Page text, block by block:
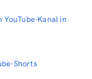
YouTube-Kanal in
Shorts